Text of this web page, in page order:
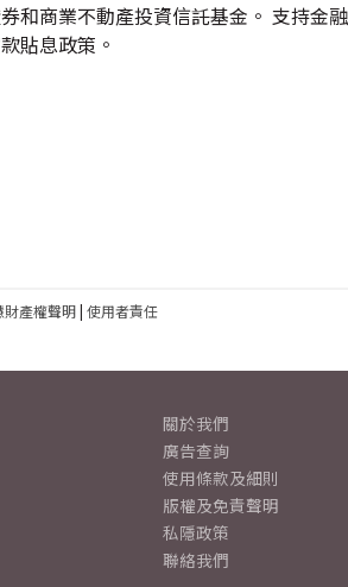
和商業不動產投資信託基金。 支持金
貼息政策。
財產權聲明| 使用者責任
關於我們
廣告查詢
使用條款及細則
版權及免責聲明
私隱政策
聯絡我們